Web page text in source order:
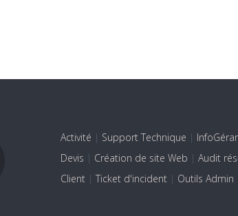
Activité | Support Technique |
Devis | Création de site Web | Audit
Client| Ticket d'incident| Outils Admin